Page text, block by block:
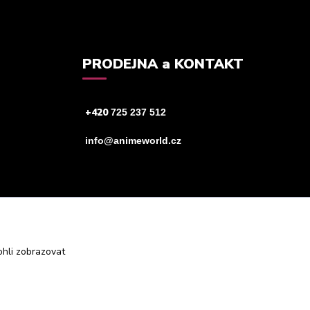
PRODEJNA a KONTAKT
+420725 237 512
info@animeworld.cz
zobrazovat